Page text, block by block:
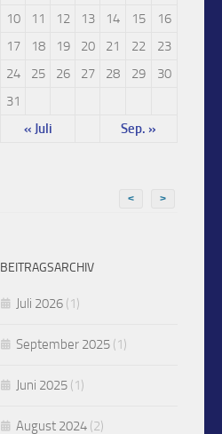
10
11 12 13 14 15
16
17
18 19 20 21 22
23
24
25 26 27 28 29
30
31
« Juli
Sep. »
< >
BEITRAGSARCHIV
Juli 2026 (1)
September 2025 (1)
Juni 2025 (1)
August 2024 (2)